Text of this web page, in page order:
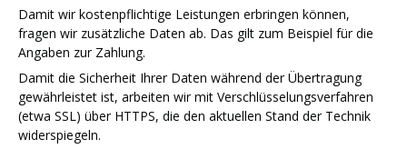
Damit wir kostenpflichtige Leistungen erbringen können,
fragen wir zusätzliche Daten ab. Das gilt zum Beispiel für die
Angaben zur Zahlung.
Damit die Sicherheit Ihrer Daten während der Übertragung
gewährleistet ist, arbeiten wir mit Verschlüsselungsverfahren
(etwa SSL) über HTTPS, die den aktuellen Stand der Technik
widerspiegeln.